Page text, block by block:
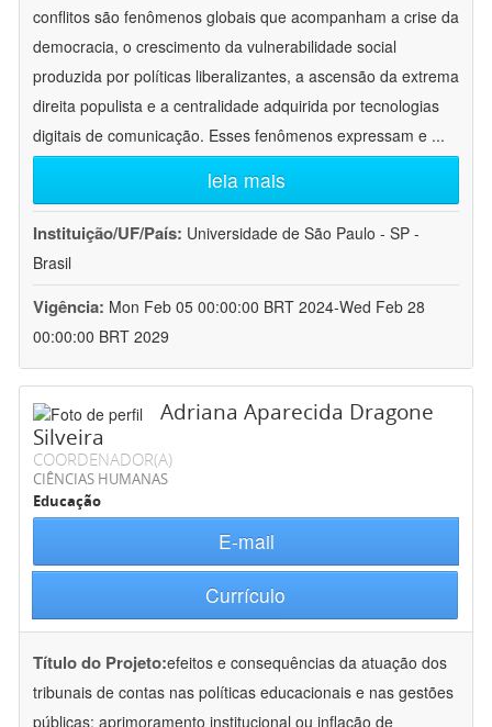
conflitos são fenômenos globais que acompanham a crise da
democracia, o crescimento da vulnerabilidade social
produzida por políticas liberalizantes, a ascensão da extrema
direita populista e a centralidade adquirida por tecnologias
digitais de comunicação. Esses fenômenos expressam e ...
leia mais
Instituição/UF/País: Universidade de São Paulo - SP -
Brasil
Vigência: Mon Feb 05 00:00:00 BRT 2024-Wed Feb 28
00:00:00 BRT 2029
Adriana Aparecida Dragone
Silveira
COORDENADOR(A)
CIÊNCIAS HUMANAS
Educação
E-mail
Currículo
Título do Projeto:efeitos e consequências da atuação dos
tribunais de contas nas políticas educacionais e nas gestões
públicas: aprimoramento institucional ou inflação de